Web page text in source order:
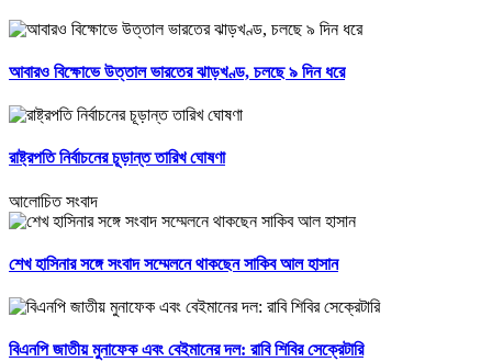
আবারও বিক্ষোভে উত্তাল ভারতের ঝাড়খণ্ড, চলছে ৯ দিন ধরে
রাষ্ট্রপতি নির্বাচনের চূড়ান্ত তারিখ ঘোষণা
আলোচিত সংবাদ
শেখ হাসিনার সঙ্গে সংবাদ সম্মেলনে থাকছেন সাকিব আল হাসান
বিএনপি জাতীয় মুনাফেক এবং বেইমানের দল: রাবি শিবির সেক্রেটারি